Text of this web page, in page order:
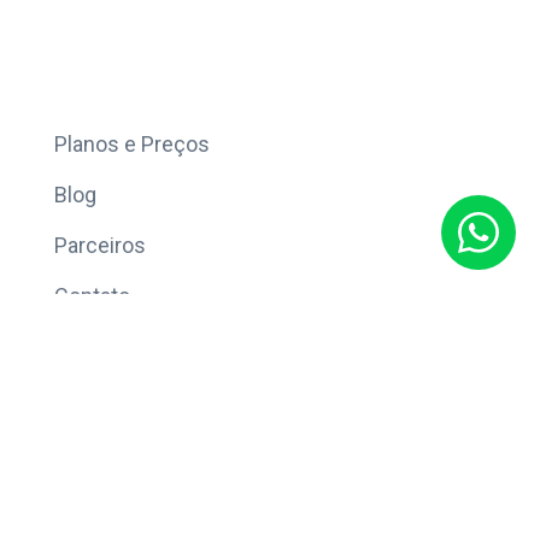
Planos e Preços
Blog
Parceiros
Contato